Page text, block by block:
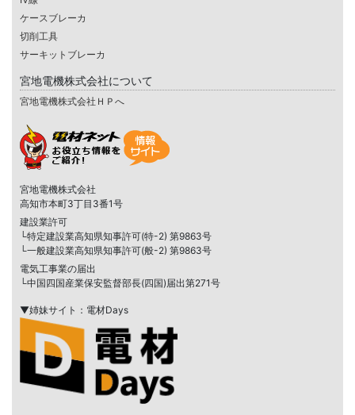
ケースブレーカ
切削工具
サーキットブレーカ
宮地電機株式会社について
宮地電機株式会社ＨＰへ
宮地電機株式会社
高知市本町3丁目3番1号
建設業許可
└特定建設業高知県知事許可(特-2) 第9863号
└一般建設業高知県知事許可(般-2) 第9863号
電気工事業の届出
└中国四国産業保安監督部長(四国)届出第271号
▼姉妹サイト：電材Days